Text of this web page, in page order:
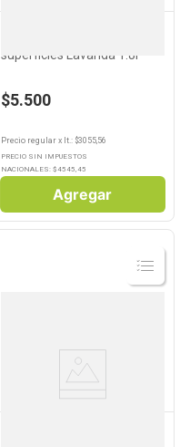
superficies Lavanda 1.8l
$5.500
Precio regularx lt. : $3055,56
PRECIO SIN IMPUESTOS
NACIONALES: $4545,45
Agregar
Ver
Producto